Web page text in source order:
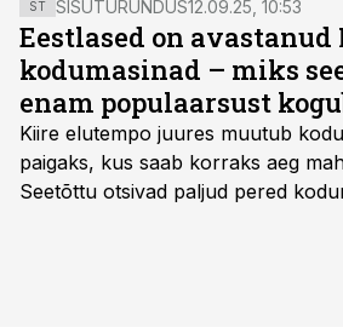
ST SISUTURUNDUS12.09.25, 10:53
Eestlased on avastanud
kodumasinad – miks
enam populaarsust
Kiire elutempo juures muutub
paigaks, kus saab korraks aeg
Seetõttu otsivad paljud pered